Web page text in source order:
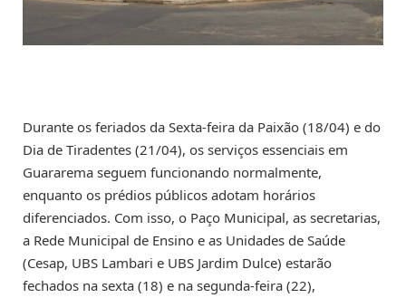
Durante os feriados da Sexta-feira da Paixão (18/04) e do
Dia de Tiradentes (21/04), os serviços essenciais em
Guararema seguem funcionando normalmente,
enquanto os prédios públicos adotam horários
diferenciados. Com isso, o Paço Municipal, as secretarias,
a Rede Municipal de Ensino e as Unidades de Saúde
(Cesap, UBS Lambari e UBS Jardim Dulce) estarão
fechados na sexta (18) e na segunda-feira (22),